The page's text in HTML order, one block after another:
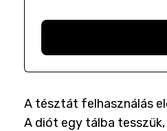
A tésztát felhasználás
A diót egy tálba